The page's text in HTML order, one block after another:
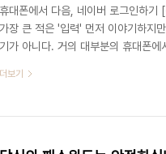
휴대폰에서 다음, 네이버 로그인하
가장 큰 적은 '입력' 먼저 이야기하지
기가 아니다. 거의 대부분의 휴대폰
용하는 데 가장 큰 적은 '입력'이다.
대폰용 인터넷은 마우스를 거의 쓸일
더보기